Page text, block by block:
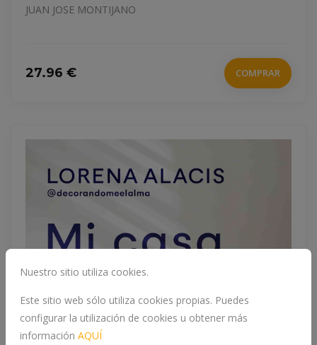
JUAN JOSE MONTIJANO
27.96 € COMPRAR
Nuestro sitio utiliza cookies.
Este sitio web sólo utiliza cookies propias. Puedes
configurar la utilización de cookies u obtener más
información AQUÍ